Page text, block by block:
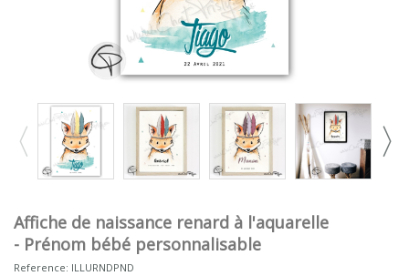
Affiche de naissance renard à l'aquarelle
- Prénom bébé personnalisable
Reference: ILLURNDPND